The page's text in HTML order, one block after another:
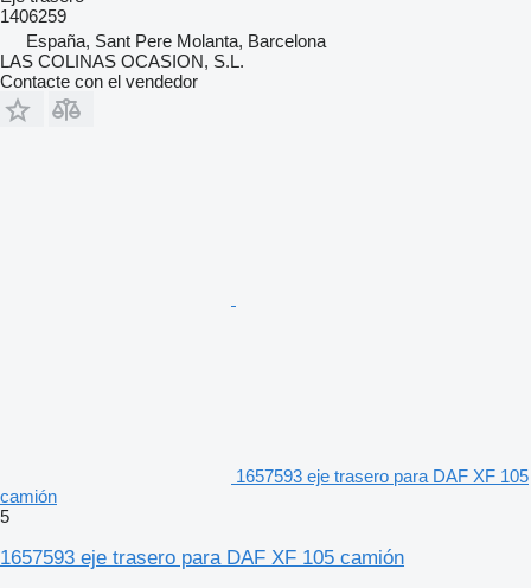
1406259
España, Sant Pere Molanta, Barcelona
LAS COLINAS OCASION, S.L.
Contacte con el vendedor
1657593 eje trasero para DAF XF 105
camión
5
1657593 eje trasero para DAF XF 105 camión